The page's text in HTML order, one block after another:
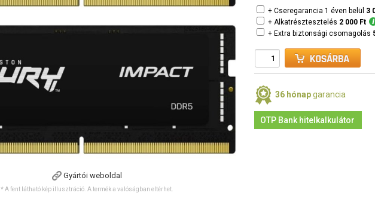
Gyártói weboldal
* A fent látható kép illusztráció. A termék a valóságban eltérhet.
+ Cseregarancia 1 éven belül 3
+ Alkatrésztesztelés 2 000 Ft
+ Extra biztonsági csomagolás
36 hónapgarancia
OTP Bank hitelkalkulátor